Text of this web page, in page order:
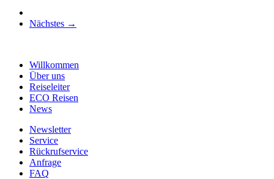
Nächstes →
Willkommen
Über uns
Reiseleiter
ECO Reisen
News
Newsletter
Service
Rückrufservice
Anfrage
FAQ